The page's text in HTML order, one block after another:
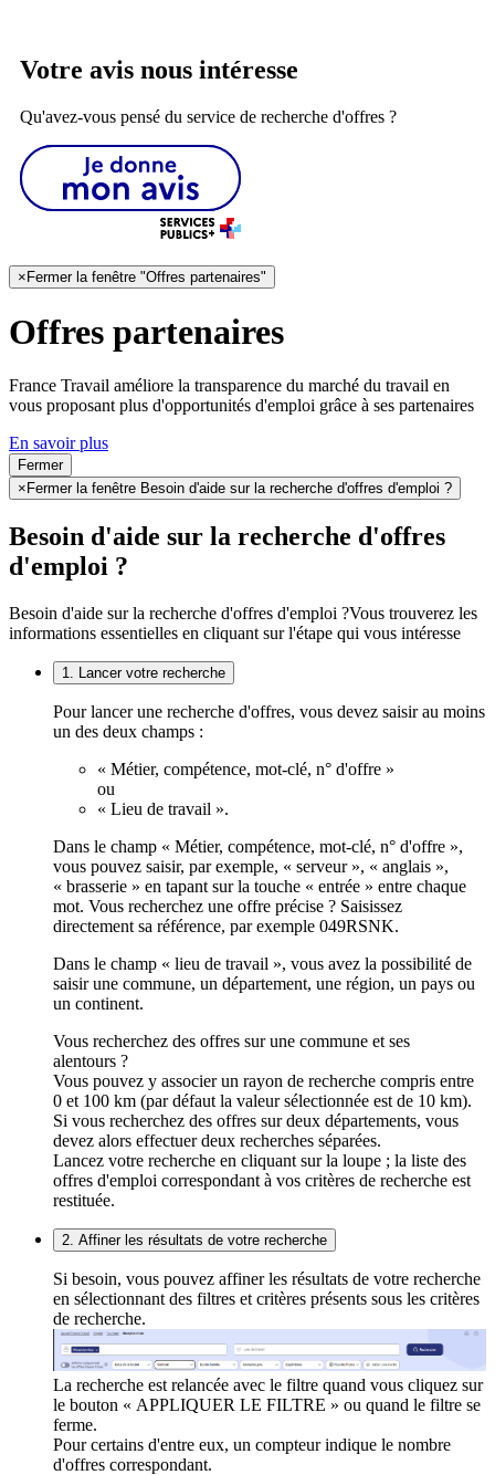
Votre avis nous intéresse
Qu'avez-vous pensé du service de recherche d'offres ?
×Fermer la fenêtre "Offres partenaires"
Offres partenaires
France Travail améliore la transparence du marché du travail en
vous proposant plus d'opportunités d'emploi grâce à ses partenaires
En savoir plus
Fermer
× Fermer la fenêtre Besoin d'aide sur la recherche d'offres d'emploi ?
Besoin d'aide sur la recherche d'offres
d'emploi ?
Besoin d'aide sur la recherche d'offres d'emploi ?Vous trouverez les
informations essentielles en cliquant sur l'étape qui vous intéresse
1. Lancer votre recherche
Pour lancer une recherche d'offres, vous devez saisir au moins
un des deux champs :
« Métier, compétence, mot-clé, n° d'offre »
ou
« Lieu de travail ».
Dans le champ « Métier, compétence, mot-clé, n° d'offre »,
vous pouvez saisir, par exemple, « serveur », « anglais »,
« brasserie » en tapant sur la touche « entrée » entre chaque
mot. Vous recherchez une offre précise ? Saisissez
directement sa référence, par exemple 049RSNK.
Dans le champ « lieu de travail », vous avez la possibilité de
saisir une commune, un département, une région, un pays ou
un continent.
Vous recherchez des offres sur une commune et ses
alentours ?
Vous pouvez y associer un rayon de recherche compris entre
0 et 100 km (par défaut la valeur sélectionnée est de 10 km).
Si vous recherchez des offres sur deux départements, vous
devez alors effectuer deux recherches séparées.
Lancez votre recherche en cliquant sur la loupe ; la liste des
offres d'emploi correspondant à vos critères de recherche est
restituée.
2. Affiner les résultats de votre recherche
Si besoin, vous pouvez affiner les résultats de votre recherche
en sélectionnant des filtres et critères présents sous les critères
de recherche.
La recherche est relancée avec le filtre quand vous cliquez sur
le bouton « APPLIQUER LE FILTRE » ou quand le filtre se
ferme.
Pour certains d'entre eux, un compteur indique le nombre
d'offres correspondant.